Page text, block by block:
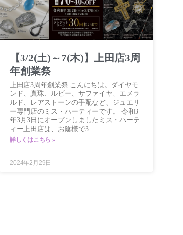
【3/2(土)～7(木)】上田店3周
年創業祭
上田店3周年創業祭 こんにちは。ダイヤモ
ンド、真珠、ルビー、サファイヤ、エメラ
ルド、レアストーンの手配など、ジュエリ
ー専門店のミス・ハーティーです。 令和3
年3月3日にオープンしましたミス・ハーテ
ィー上田店は、お陰様で3
詳しくはこちら »
2024年2月29日